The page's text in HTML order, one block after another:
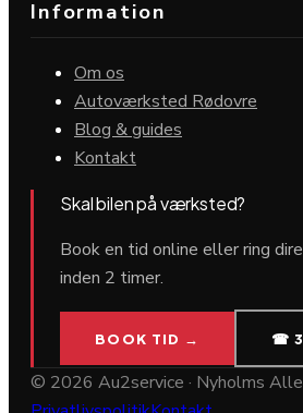
Information
Om os
Autoværksted Rødovre
Blog & guides
Kontakt
Skal bilen på værksted?
Book en tid online eller ring
inden 2 timer.
BOOK TID → ☎
© 2026 Au2service · Nyholms